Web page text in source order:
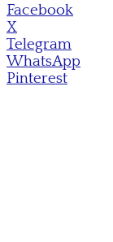
Facebook
X
Telegram
WhatsApp
Pinterest